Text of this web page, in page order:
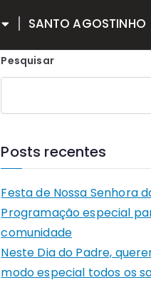
SANTO AGOSTINHO
Pesquisar
Posts recentes
Festa de Nossa Senhora
Programação especial
comunidade
Neste Dia do Padre,
modo especial todos os